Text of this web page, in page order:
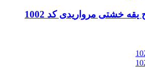
خشتی مرواریدی کد 1002